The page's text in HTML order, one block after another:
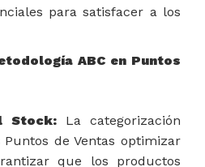
para satisfacer a los
ABC en Puntos
Stock:La categorización
de Ventas optimizar
que los productos